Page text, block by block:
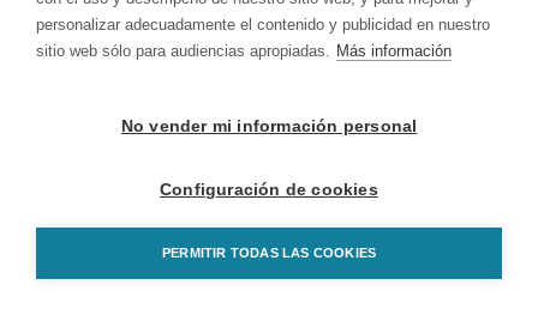
personalizar adecuadamente el contenido y publicidad en nuestro
sitio web sólo para audiencias apropiadas. Más información
No vender mi información personal
Configuración de cookies
PERMITIR TODAS LAS COOKIES